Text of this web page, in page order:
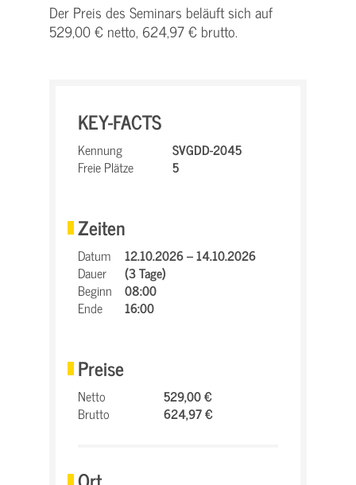
Der Preis des Seminars beläuft sich auf
529,00 € netto, 624,97 € brutto.
KEY-FACTS
Kennung
SVGDD-2045
Freie Plätze
5
Zeiten
Datum
12.10.2026 – 14.10.2026
Dauer
(3 Tage)
Beginn
08:00
Ende
16:00
Preise
Netto
529,00 €
Brutto
624,97 €